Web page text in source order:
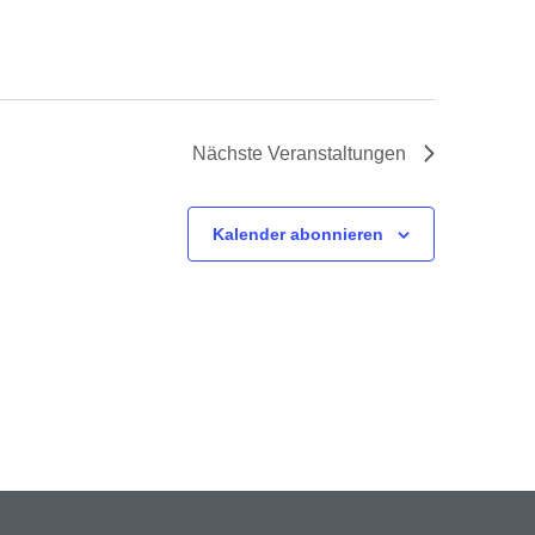
Nächste Veranstaltungen
Kalender abonnieren